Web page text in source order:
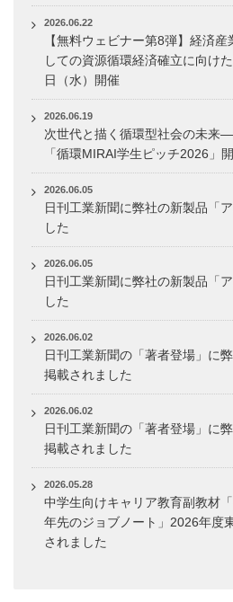
2026.06.22
【無料ウェビナー第8弾】経済
しての資源循環経済確立に向け
日（水）開催
2026.06.19
次世代と描く循環型社会の未来
「循環MIRAI学生ピッチ2026」
2026.06.05
日刊工業新聞に弊社の新製品「
した
2026.06.05
日刊工業新聞に弊社の新製品「
した
2026.06.02
日刊工業新聞の「著者登場」に
掲載されました
2026.06.02
日刊工業新聞の「著者登場」に
掲載されました
2026.05.28
中学生向けキャリア教育副教材
年先のジョブノート」2026年
されました